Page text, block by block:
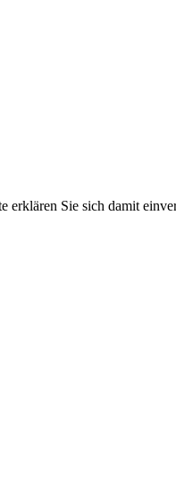
Sie sich damit